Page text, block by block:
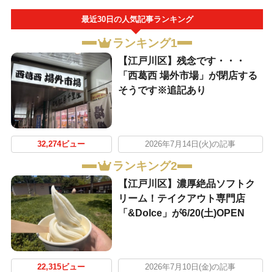
最近30日の人気記事ランキング
ランキング1
【江戸川区】残念です・・・
「西葛西 場外市場」が閉店する
そうです※追記あり
32,274ビュー 2026年7月14日(火)の記事
ランキング2
【江戸川区】濃厚絶品ソフトク
リーム！テイクアウト専門店
「&Dolce」が6/20(土)OPEN
22,315ビュー 2026年7月10日(金)の記事